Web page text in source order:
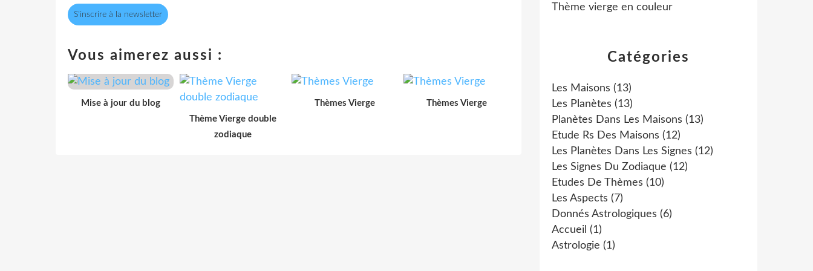
S'inscrire à la newsletter
Vous aimerez aussi :
Mise à jour du blog
Thème Vierge double
zodiaque
Thèmes Vierge Thèmes Vierge
Catégories
Les Maisons (13)
Les Planètes (13)
Planètes Dans Les Maisons (13)
Etude Rs Des Maisons (12)
Les Planètes Dans Les Signes (12)
Les Signes Du Zodiaque (12)
Etudes De Thèmes (10)
Les Aspects (7)
Donnés Astrologiques (6)
Accueil (1)
Astrologie (1)
Thème vierge en couleur